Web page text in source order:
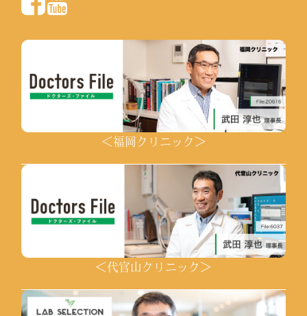
＜福岡クリニック＞
＜代官山クリニック＞